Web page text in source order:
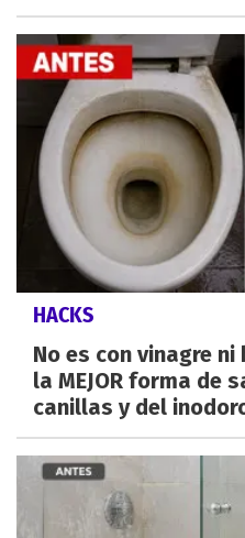
HACKS
No es con vinagre
la MEJOR forma de
canillas y del